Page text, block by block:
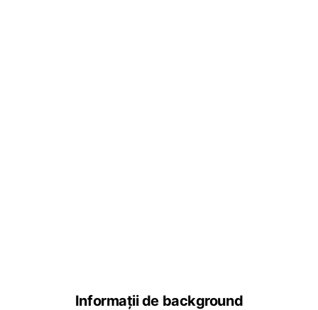
Informații de background